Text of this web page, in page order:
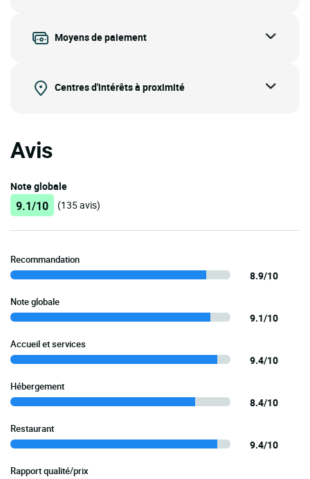
Moyens de paiement
Centres d'intérêts à proximité
Avis
Note globale
9.1/10 (135 avis)
Recommandation
8.9/10
Note globale
9.1/10
Accueil et services
9.4/10
Hébergement
8.4/10
Restaurant
9.4/10
Rapport qualité/prix